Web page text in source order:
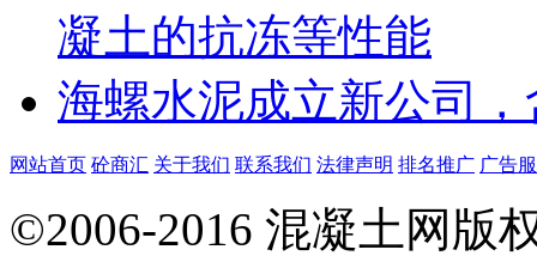
凝土的抗冻等性能
海螺水泥成立新公司
网站首页 砼商汇 关于我们 联系我们 法律声明 排名推广 广告
©2006-2016 混凝土网版